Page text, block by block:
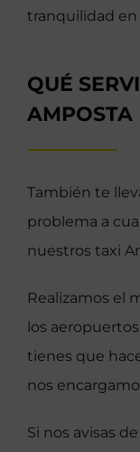
tranquilidad
QUÉ
AMPOSTA
También te
problema a
nuestros taxi
Realizamos el
los
tienes que
nos
Si nos avisas